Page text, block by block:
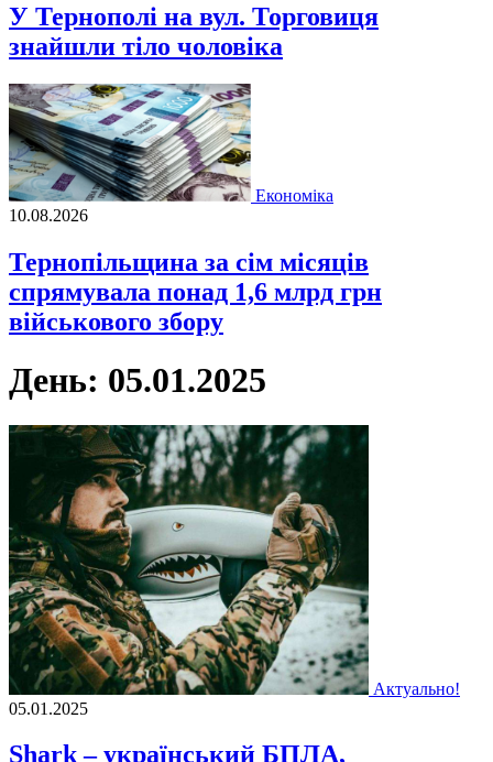
У Тернополі на вул. Торговиця
знайшли тіло чоловіка
Економіка
10.08.2026
Тернопільщина за сім місяців
спрямувала понад 1,6 млрд грн
військового збору
День: 05.01.2025
Актуально!
05.01.2025
Shark – український БПЛА,